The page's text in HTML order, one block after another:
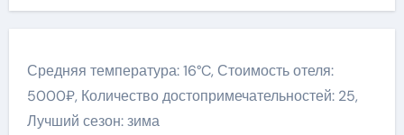
Средняя температура: 16°C, Стоимость отеля:
5000₽, Количество достопримечательностей: 25,
Лучший сезон: зима